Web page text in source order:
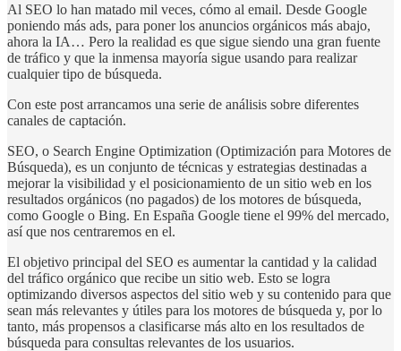
Al SEO lo han matado mil veces, cómo al email. Desde Google
poniendo más ads, para poner los anuncios orgánicos más abajo,
ahora la IA… Pero la realidad es que sigue siendo una gran fuente
de tráfico y que la inmensa mayoría sigue usando para realizar
cualquier tipo de búsqueda.
Con este post arrancamos una serie de análisis sobre diferentes
canales de captación.
SEO, o Search Engine Optimization (Optimización para Motores de
Búsqueda), es un conjunto de técnicas y estrategias destinadas a
mejorar la visibilidad y el posicionamiento de un sitio web en los
resultados orgánicos (no pagados) de los motores de búsqueda,
como Google o Bing. En España Google tiene el 99% del mercado,
así que nos centraremos en el.
El objetivo principal del SEO es aumentar la cantidad y la calidad
del tráfico orgánico que recibe un sitio web. Esto se logra
optimizando diversos aspectos del sitio web y su contenido para que
sean más relevantes y útiles para los motores de búsqueda y, por lo
tanto, más propensos a clasificarse más alto en los resultados de
búsqueda para consultas relevantes de los usuarios.